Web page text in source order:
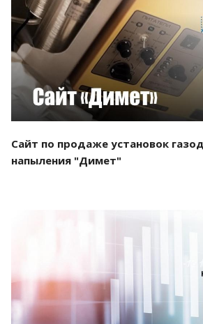
Смотреть проект
Сайт по продаже установок
напыления "Димет"